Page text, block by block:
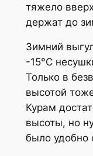
тяжело
держат до
Зимний
-15°C
Только в
высотой
Курам
высоты, но
было удобно